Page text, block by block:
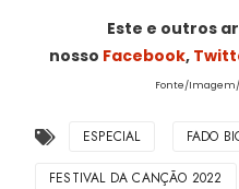
Este e outros
nosso Facebook,
Fonte/Imagem/
ESPECIAL FADO
FESTIVAL DA CANÇÃO 2022